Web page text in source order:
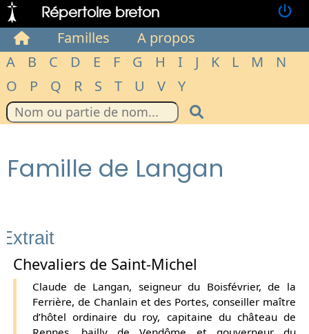
Répertoire breton
Familles
A propos
A
B C D E F G H I J K L M
N
O
P Q R S T U V Y
Famille de Langan
Extrait
Chevaliers de Saint-Michel
Claude de Langan, seigneur du Boisfévrier, de la
Ferrière, de Chanlain et des Portes, conseiller maître
d’hôtel ordinaire du roy, capitaine du château de